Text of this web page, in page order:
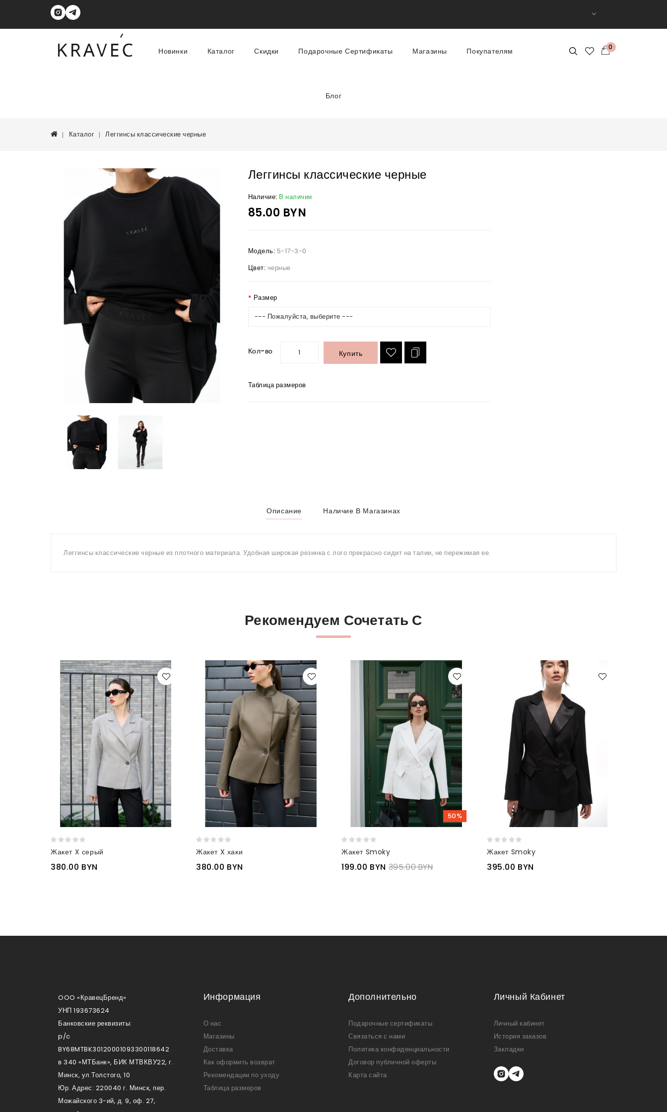
0
Новинки Каталог Скидки Подарочные Сертификаты Магазины Покупателям
Блог
Каталог Леггинсы классические черные
Леггинсы классические черные
Наличие: В наличии
85.00 BYN
Модель: 5-17-3-0
Цвет: черные
Размер
--- Пожалуйста, выберите ---
Кол-во Купить
Таблица размеров
Описание Наличие В Магазинах
Леггинсы классические черные из плотного материала. Удобная широкая резинка с лого прекрасно сидит на талии, не пережимая ее.
Рекомендуем Сочетать С
Жакет X серый
380.00 BYN
Жакет X хаки
380.00 BYN
50%
Жакет Smoky
199.00 BYN 395.00 BYN
Жакет Smoky
395.00 BYN
OOO «КравецБренд»
УНП 193673624
Банковские реквизиты:
p/c
BY68MTBK30120001093300118642
в 340 «МТБанк», БИК МТВКВУ22, г.
Минск, ул.Толстого, 10
Юр. Адрес: 220040 г. Минск, пер.
Можайского 3-ий, д. 9, оф. 27,
Информация
О нас
Магазины
Доставка
Как оформить возврат
Рекомендации по уходу
Таблица размеров
Дополнительно
Подарочные сертификаты
Связаться с нами
Политика конфиденциальности
Договор публичной оферты
Карта сайта
Личный Кабинет
Личный кабинет
История заказов
Закладки